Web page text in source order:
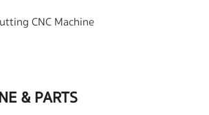
CNC Machine
& PARTS